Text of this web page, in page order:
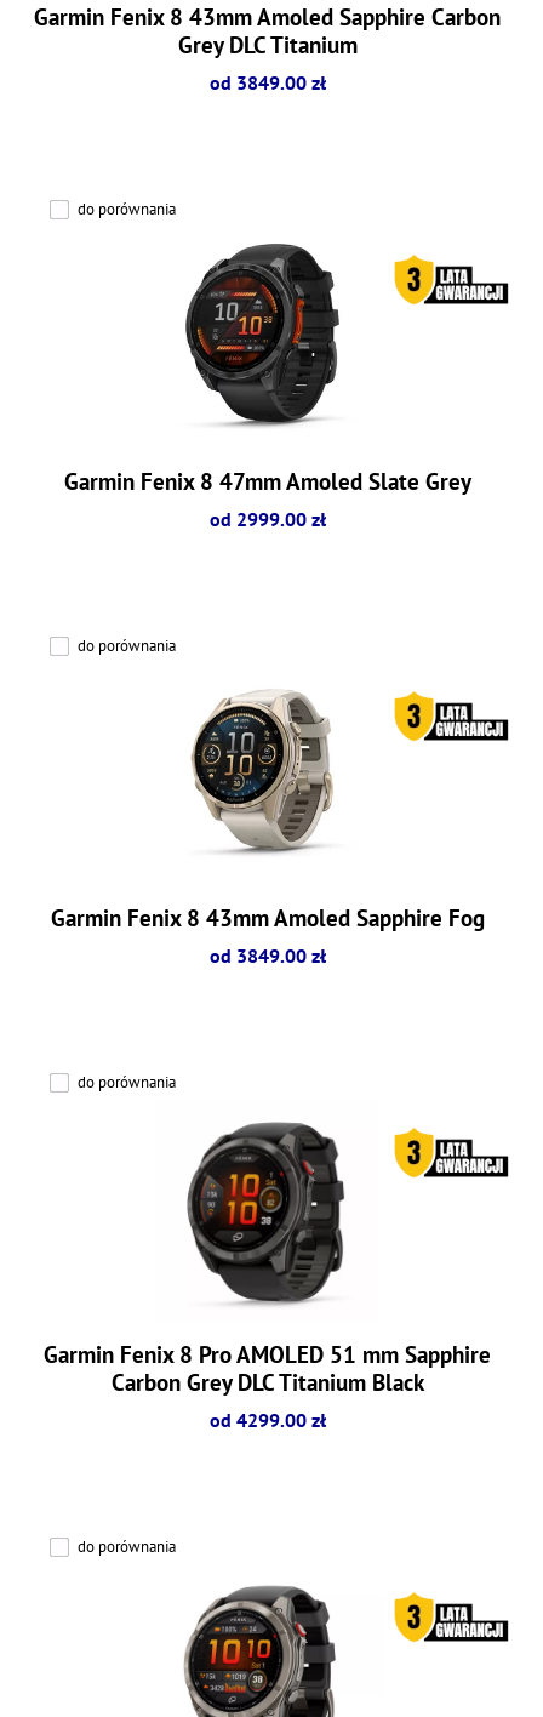
Garmin Fenix 8 43mm Amoled Sapphire Carbon
Grey DLC Titanium
od 3849.00 zł
do porównania
Garmin Fenix 8 47mm Amoled Slate Grey
od 2999.00 zł
do porównania
Garmin Fenix 8 43mm Amoled Sapphire Fog
od 3849.00 zł
do porównania
Garmin Fenix 8 Pro AMOLED 51 mm Sapphire
Carbon Grey DLC Titanium Black
od 4299.00 zł
do porównania